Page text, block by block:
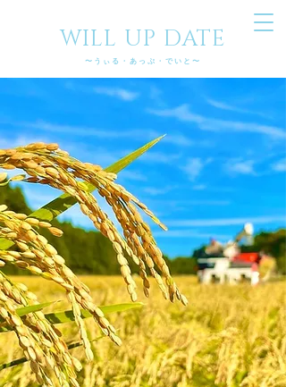
WILL UP DATE
〜​うぃる・あっぷ・でいと〜